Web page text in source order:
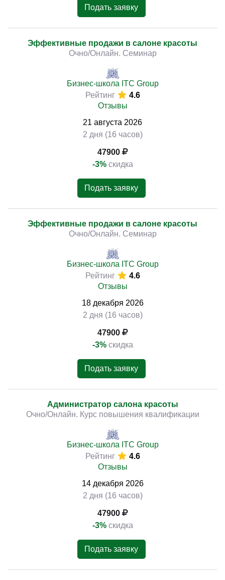
Подать заявку
Эффективные продажи в салоне красоты
Очно/Онлайн. Семинар
Бизнес-школа ITC Group
Рейтинг
4.6
Отзывы
21 августа 2026
2 дня (16 часов)
47900
-3% скидка
Подать заявку
Эффективные продажи в салоне красоты
Очно/Онлайн. Семинар
Бизнес-школа ITC Group
Рейтинг
4.6
Отзывы
18 декабря 2026
2 дня (16 часов)
47900
-3% скидка
Подать заявку
Администратор салона красоты
Очно/Онлайн. Курс повышения квалификации
Бизнес-школа ITC Group
Рейтинг
4.6
Отзывы
14 декабря 2026
2 дня (16 часов)
47900
-3% скидка
Подать заявку